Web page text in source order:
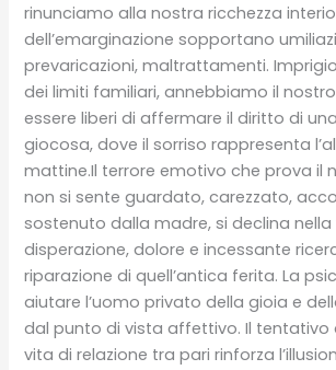
rinunciamo alla nostra ricchezza
dell’emarginazione sopportano
prevaricazioni, maltrattamenti.
dei limiti familiari, annebbiamo il
essere liberi di affermare il diritto di
giocosa, dove il sorriso rappresenta
mattine.Il terrore emotivo che prova il
non si sente guardato, carezzato,
sostenuto dalla madre, si declina
disperazione, dolore e incessante
riparazione di quell’antica ferita. La
aiutare l’uomo privato della gioia e
dal punto di vista affettivo. Il tentativo
vita di relazione tra pari rinforza